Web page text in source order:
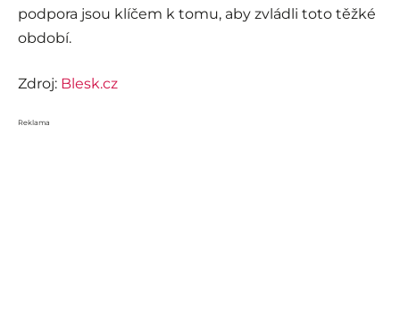
podpora jsou klíčem k tomu, aby zvládli toto těžké
období.
Zdroj: Blesk.cz
Reklama